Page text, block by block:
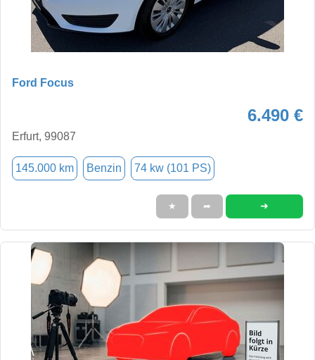
Ford Focus
6.490 €
Erfurt, 99087
145.000 km Benzin 74 kw (101 PS)
★ ➦ ➜